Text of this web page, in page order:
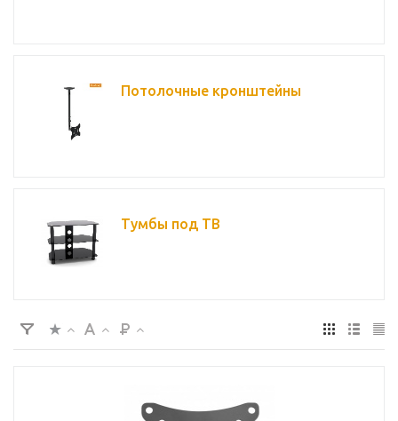
Потолочные кронштейны
Тумбы под ТВ